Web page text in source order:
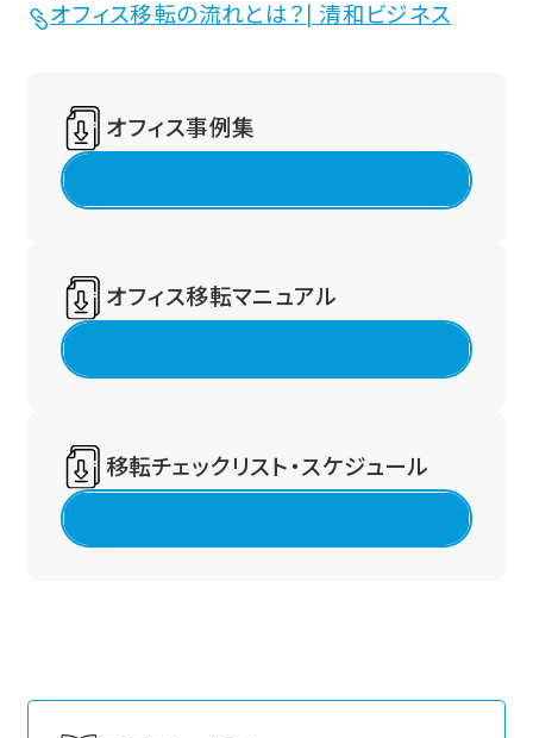
オフィス移転の流れとは？| 清和ビジネス
オフィス事例集
オフィス移転マニュアル
移転チェックリスト・スケジュール